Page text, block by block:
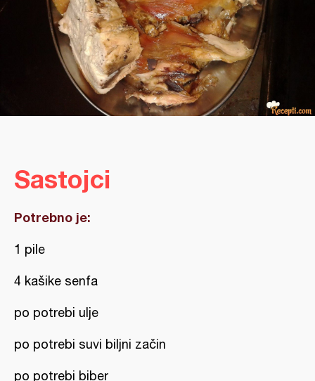
Sastojci
Potrebno je:
1 pile
4 kašike senfa
po potrebi ulje
po potrebi suvi biljni začin
po potrebi biber